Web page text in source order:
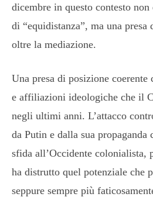
dicembre in questo contesto
di “equidistanza”, ma una presa
oltre la mediazione.
Una presa di posizione coerente
e affiliazioni ideologiche che il
negli ultimi anni. L’attacco
da Putin e dalla sua
sfida all’Occidente colonialista,
ha distrutto quel potenziale che
seppure sempre più